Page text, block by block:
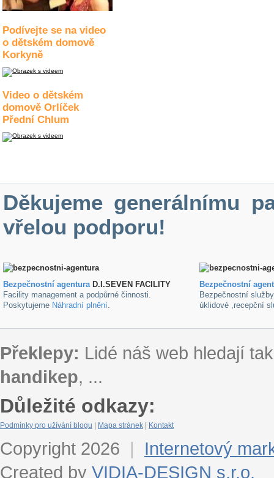
Podívejte se na video
o dětském domově
Korkyně
Video o dětském
domově Orlíček
Přední Chlum
Děkujeme generálnímu
vřelou podporu!
Bezpečnostní agenturaD.I.SEVEN FACILITY
Facility management a podpůrné činnosti.
Poskytujeme Náhradní plnění.
Bezpečnostní
Bezpečnostní
úklidové ,recepční
Překlepy: Lidé náš web hledají
handikep, ...
Důležité odkazy:
Podmínky pro užívání blogu Mapa stránek Kontakt
Copyright 2026 |
Internetový
Created by VIDIA-DESIGN s.r.o.